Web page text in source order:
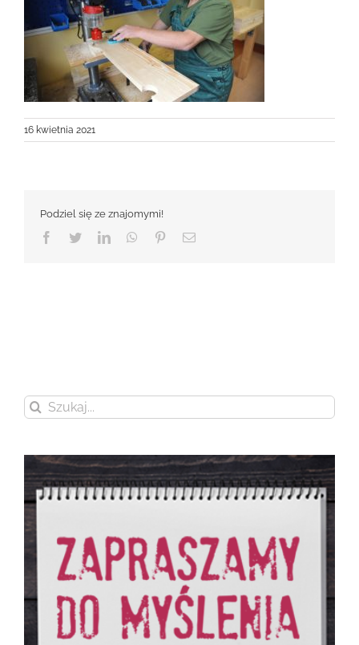
16 kwietnia 2021
Podziel się ze znajomymi!
Facebook
TwitterLinkedInWhatsApp
PinterestEmail
Szukaj